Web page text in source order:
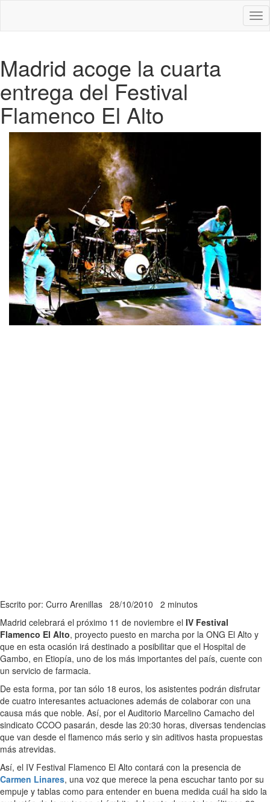
Madrid acoge la cuarta
entrega del Festival
Flamenco El Alto
Escrito por: Curro Arenillas 28/10/2010 2 minutos
Madrid celebrará el próximo 11 de noviembre el IV Festival
Flamenco El Alto, proyecto puesto en marcha por la ONG El Alto y
que en esta ocasión irá destinado a posibilitar que el Hospital de
Gambo, en Etiopía, uno de los más importantes del país, cuente con
un servicio de farmacia.
De esta forma, por tan sólo 18 euros, los asistentes podrán disfrutar
de cuatro interesantes actuaciones además de colaborar con una
causa más que noble. Así, por el Auditorio Marcelino Camacho del
sindicato CCOO pasarán, desde las 20:30 horas, diversas tendencias
que van desde el flamenco más serio y sin aditivos hasta propuestas
más atrevidas.
Así, el IV Festival Flamenco El Alto contará con la presencia de
Carmen Linares, una voz que merece la pena escuchar tanto por su
empuje y tablas como para entender en buena medida cuál ha sido la